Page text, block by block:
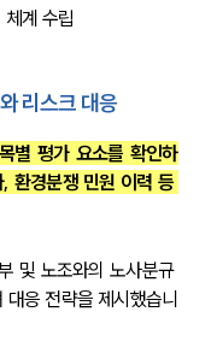
계 수립
리스크 대응
별 평가 요소를 확인하
환경분쟁 민원 이력 등
및 노조와의 노사분규
대응 전략을 제시했습니